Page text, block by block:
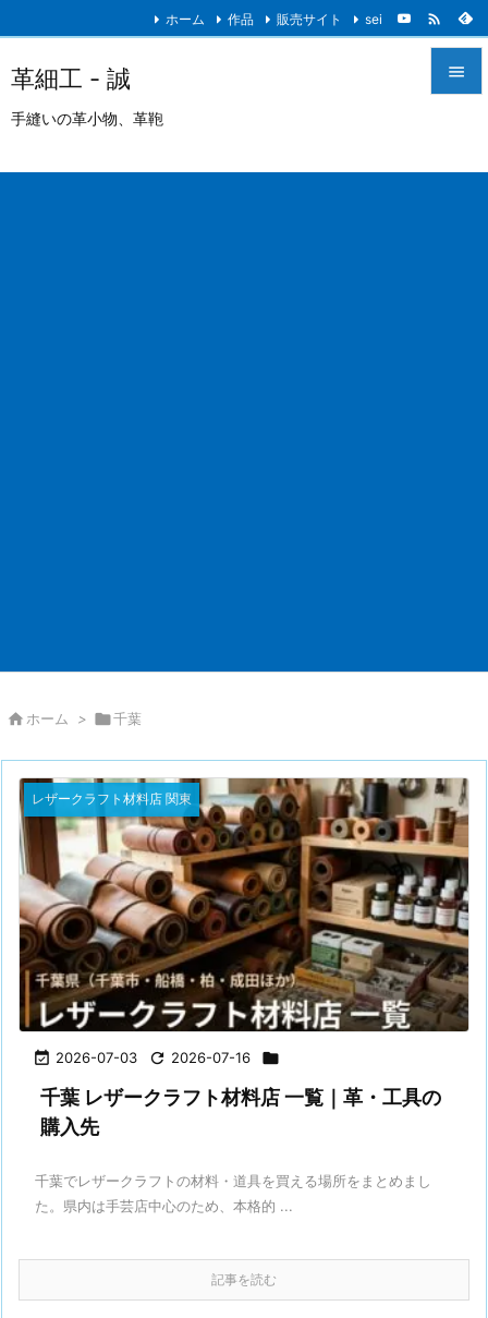
革細工 - 誠
手縫いの革小物、革鞄


ホーム 作品 販売サイト sei 
 ホーム > 千葉
 2026-07-03  2026-07-16 
レザークラフト材料店 関東
千葉 レザークラフト材料店 一覧｜革・工具の
購入先
千葉でレザークラフトの材料・道具を買える場所をまとめまし
た。県内は手芸店中心のため、本格的 ...
記事を読む